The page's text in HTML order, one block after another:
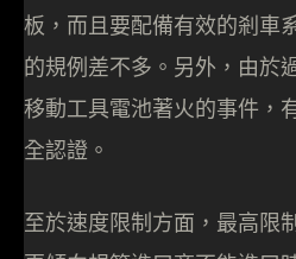
板，而且要配備有效的剎車
的規例差不多。另外，由於
移動工具電池著火的事件，
全認證。
至於速度限制方面，最高限